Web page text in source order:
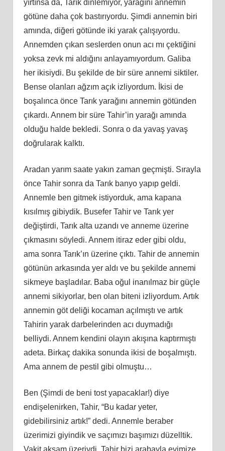
yırtınsa da, Tarık dinlemiyor, yarağını annemin
götüne daha çok bastırıyordu. Şimdi annemin biri
amında, diğeri götünde iki yarak çalışıyordu.
Annemden çıkan seslerden onun acı mı çektiğini
yoksa zevk mi aldığını anlayamıyordum. Galiba
her ikisiydi. Bu şekilde de bir süre annemi siktiler.
Bense olanları ağzım açık izliyordum. İkisi de
boşalınca önce Tarık yarağını annemin götünden
çıkardı. Annem bir süre Tahir’in yarağı amında
olduğu halde bekledi. Sonra o da yavaş yavaş
doğrularak kalktı.
Aradan yarım saate yakın zaman geçmişti. Sırayla
önce Tahir sonra da Tarık banyo yapıp geldi.
Annemle ben gitmek istiyorduk, ama kapana
kısılmış gibiydik. Busefer Tahir ve Tarık yer
değiştirdi, Tarık alta uzandı ve anneme üzerine
çıkmasını söyledi. Annem itiraz eder gibi oldu,
ama sonra Tarık’ın üzerine çıktı. Tahir de annemin
götünün arkasında yer aldı ve bu şekilde annemi
sikmeye başladılar. Baba oğul inanılmaz bir güçle
annemi sikiyorlar, ben olan biteni izliyordum. Artık
annemin göt deliği kocaman açılmıştı ve artık
Tahirin yarak darbelerinden acı duymadığı
belliydi. Annem kendini olayın akışına kaptırmıştı
adeta. Birkaç dakika sonunda ikisi de boşalmıştı.
Ama annem de pestil gibi olmuştu…
Ben (Şimdi de beni tost yapacaklar!) diye
endişelenirken, Tahir, “Bu kadar yeter,
gidebilirsiniz artık!” dedi. Annemle beraber
üzerimizi giyindik ve saçımızı başımızı düzelltik.
Vakit akşam üzeriydi. Tahir bizi arabayla evimize